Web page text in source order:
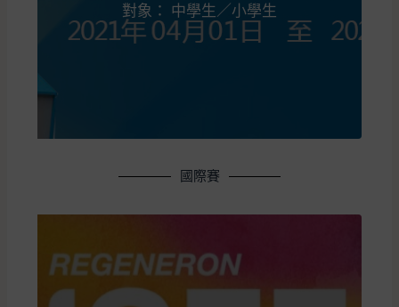
對象： 中學生／小學生
國際賽